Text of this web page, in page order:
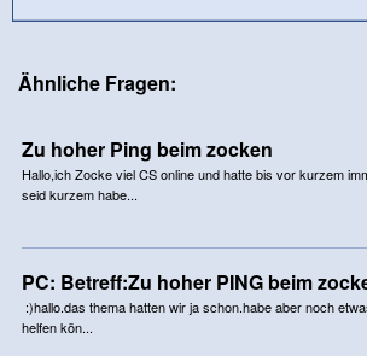
Ähnliche Fragen:
Zu hoher Ping beim zocken
Hallo,ich Zocke viel CS online und hatte bis vor kurzem
seid kurzem habe...
PC: Betreff:Zu hoher PING beim
:)hallo.das thema hatten wir ja schon.habe aber noch
helfen kön...